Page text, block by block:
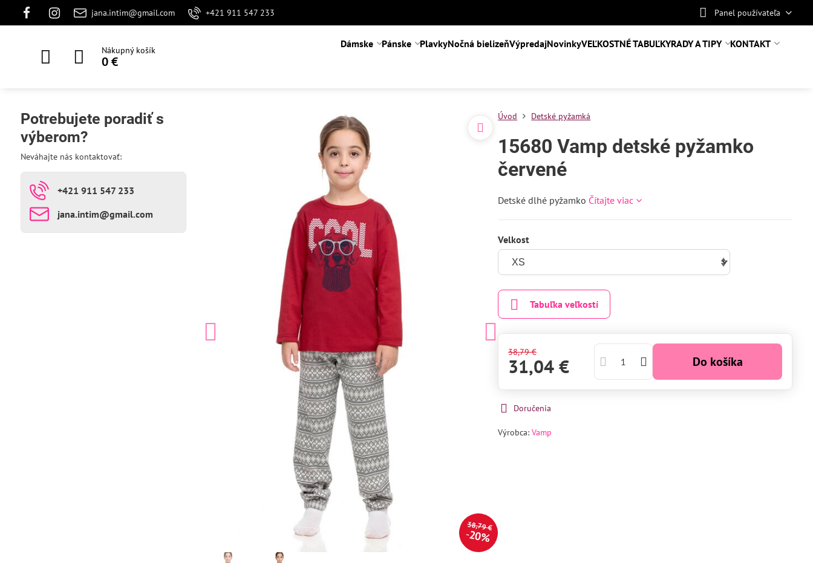
jana.intim@gmail.com +421 911 547 233 Panel používateľa
Nákupný košík
0 €
Dámske Pánske PlavkyNočná bielizeňVýpredajNovinkyVEĽKOSTNÉ TABUĽKYRADY A TIPY KONTAKT
38,79 €
20%
Úvod Detské pyžamká
15680 Vamp detské pyžamko
červené
Detské dlhé pyžamko Čítajte viac
Velkost
Tabuľka veľkostí
38,79 €
31,04 € Do košíka
Doručenia
Výrobca:Vamp
Potrebujete poradiť s
výberom?
Neváhajte nás kontaktovať:
+421 911 547 233
jana​.intim​@gmail​.com